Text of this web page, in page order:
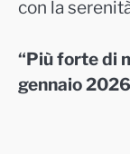
con la
“Più forte di
gennaio